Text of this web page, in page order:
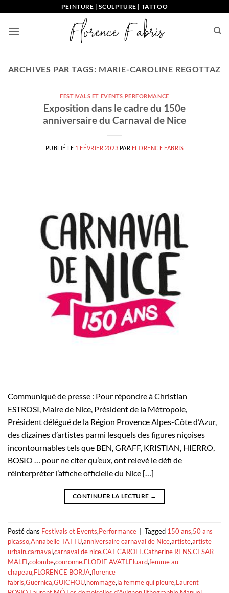
contenu
PEINTURE | SCULPTURE | TATTOO
ARCHIVES PAR TAGS: MARIE-CAROLINE REGOTTAZ
FESTIVALS ET EVENTS PERFORMANCE
Exposition dans le cadre du 150e
anniversaire du Carnaval de Nice
PUBLIÉ LE 1 FÉVRIER 2023 PAR FLORENCE FABRIS
Communiqué de presse : Pour répondre à Christian
ESTROSI, Maire de Nice, Président de la Métropole,
Président délégué de la Région Provence ­Alpes-Côte d’Azur,
des dizaines d’artistes parmi lesquels des figures niçoises
incontournables tels que BEN, GRAFF, KRISTIAN, HIERRO,
BOSIO … pour ne citer qu’eux, ont relevé le défi de
réinterpréter l’affiche officielle du Nice […]
CONTINUER LA LECTURE →
Posté dans Festivals et Events,Performance Tagged 150 ans,50 ans
picasso,Annabelle TATTU,anniversaire carnaval de Nice,artiste,artiste
urbain,carnaval,carnaval de nice,CAT CAROFF,Catherine RENS,CESAR
MALFI,colombe,couronne,ELODIE AVATI,Eluard,femme au
chapeau,FLORENCE BORJA,florence
fabris,Guernica,GUICHOU,hommage,la femme qui pleure,Laurent